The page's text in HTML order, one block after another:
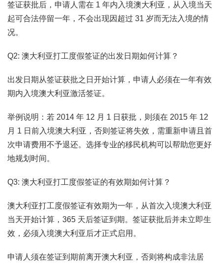
签证获批后，申请人需在 1 年内入境澳大利亚，从入境当天
起可合法停留一年，不会出现因超过 31 岁而无法入境的情
况。
Q2: 澳大利亚打工度假签证的出发日期如何计算？
出发日期从签证获批之日开始计算，申请人必须在一年有效
期内入境澳大利亚激活签证。
举例说明：若 2014 年 12 月 1 日获批，则须在 2015 年 12
月 1 日前入境澳大利亚，否则签证将失效，需重新申请且首
次申请费用不予退还。选择专业的移民机构可以帮助您更好
地规划时间。
Q3: 澳大利亚打工度假签证的有效期如何计算？
澳大利亚打工度假签证有效期为一年，从首次入境澳大利亚
当天开始计算，365 天后签证到期。签证获批后并未立即生
效，必须入境澳大利亚后才正式启用。
申请人须在签证到期前离开澳大利亚，否则将构成非法居